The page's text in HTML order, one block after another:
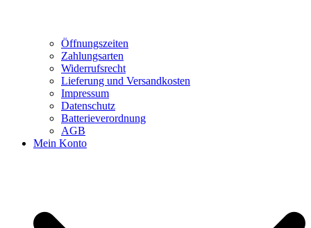
Öffnungszeiten
Zahlungsarten
Widerrufsrecht
Lieferung und Versandkosten
Impressum
Datenschutz
Batterieverordnung
AGB
Mein Konto